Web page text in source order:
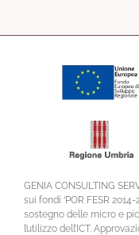
GENIA CONSULTING
sui fondi ‘POR FESR
sostegno delle micro e
l’utilizzo dell’ICT.